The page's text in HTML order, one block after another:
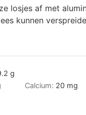
losjes af met
kunnen
g
Calcium: 20 mg